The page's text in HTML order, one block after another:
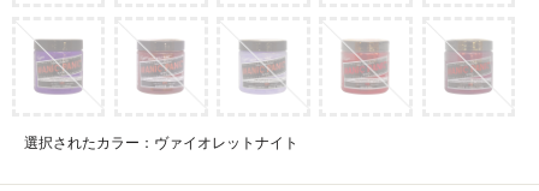
選択されたカラー：ヴァイオレットナイト